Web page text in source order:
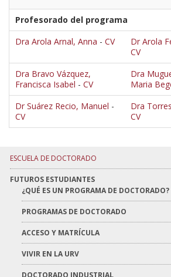
Profesorado del programa
Dra Arola Arnal, Anna - CV Dr Arola
CV
Dra Bravo Vázquez,
Francisca Isabel - CV
Dra
Maria
Dr Suárez Recio, Manuel -
CV
Dra
CV
ESCUELA DE DOCTORADO
FUTUROS ESTUDIANTES
¿QUÉ ES UN PROGRAMA DE DOCTORADO?
PROGRAMAS DE DOCTORADO
ACCESO Y MATRÍCULA
VIVIR EN LA URV
DOCTORADO INDUSTRIAL